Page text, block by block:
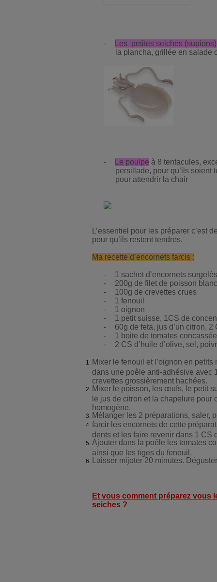
- Les petites seiches (supions)
la plancha, grillée en salade
- Le poulpe à 8 tentacules,
persillade, pour qu’ils soient
pour attendrir la chair
L’essentiel pour les préparer c’est
pour qu’ils restent tendres.
Ma recette d’encornets farcis :
-
1 sachet d’encornets surgelés
-
200g de filet de poisson blanc
-
100g de crevettes crues
-
1 fenouil
-
1 oignon
-
1 petit suisse, 1CS de
-
60g de feta, jus d’un citron,
-
1 boite de tomates
-
2 CS d’huile d’olive, sel,
Mixer le fenouil et l’oignon en
dans une poêle anti-adhésive avec
crevettes grossièrement hachées.
Mixer le poisson, les œufs, le petit
le jus de citron et la chapelure pour
homogène.
Mélanger les 2 préparations, saler,
farcir les encornets de cette
dents et les faire revenir dans 1 CS
Ajouter dans la poêle les tomates
ainsi que les tiges du fenouil.
Laisser mijoter 20 minutes.
Et vous comment préparez vous
seiches ?